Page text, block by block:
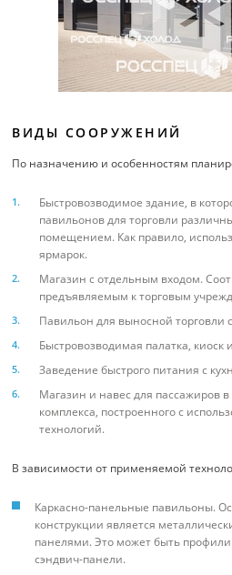
ВИДЫ СООРУЖЕНИЙ
По назначению и особенностям
Быстровозводимое здание, в
павильонов для торговли
помещением. Как правило,
ярмарок.
Магазин с отдельным входом.
предъявляемым к торговым
Павильон для выносной торговли
Быстровозводимая палатка, киоск
Заведение быстрого питания с
Магазин и навес для пассажиров
комплекса, построенного с
технологий.
В зависимости от применяемой
Каркасно-панельные павильоны.
конструкции является
панелями. Это может быть
сэндвич-панели.